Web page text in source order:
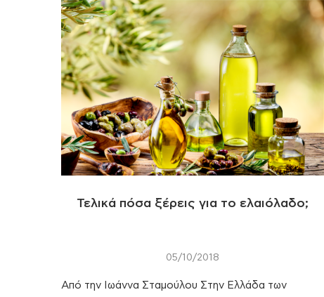
Τελικά πόσα ξέρεις για το ελαιόλαδο;
05/10/2018
Από την Ιωάννα Σταμούλου Στην Ελλάδα των